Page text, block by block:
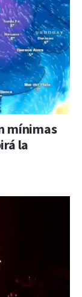
mínimas
la